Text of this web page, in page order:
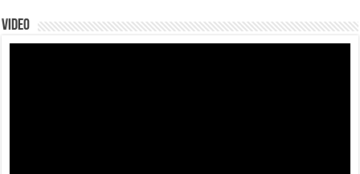
Video